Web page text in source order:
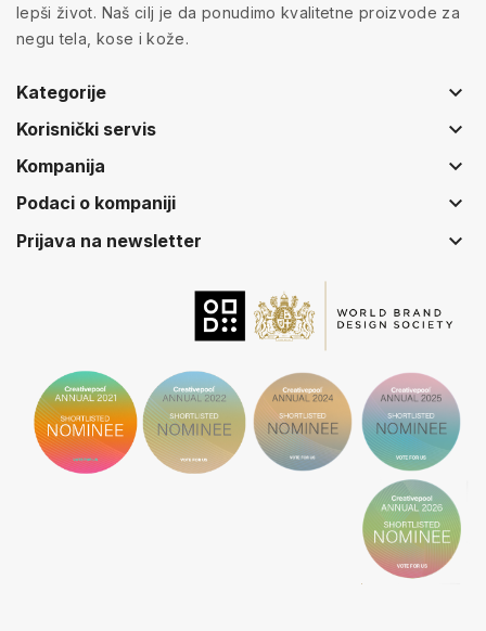
lepši život. Naš cilj je da ponudimo kvalitetne proizvode za
negu tela, kose i kože.
Kategorije keyboard_arrow_down
Korisnički servis keyboard_arrow_down
Kompanija keyboard_arrow_down
Podaci o kompaniji keyboard_arrow_down
Prijava na newsletter keyboard_arrow_down